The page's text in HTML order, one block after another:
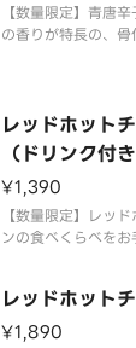
【数量限定】青唐
の香りが特長の、骨
レッドホット
（ドリンク付き
¥1,390
【数量限定】レッ
ンの食べくらべを
の形状と組み合わせ
ます。 ※商品の特性
レッドホット
¥1,890